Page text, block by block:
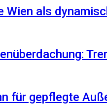
Wien als
für gepflegte